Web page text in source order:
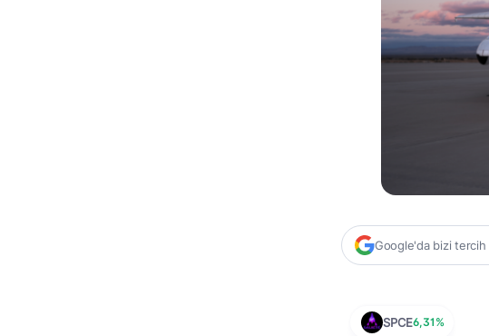
Google'da bizi tercih
SPCE6,31%